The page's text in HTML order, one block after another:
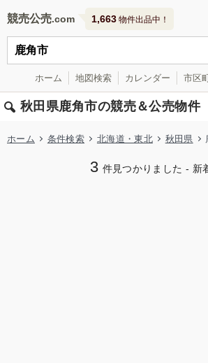
競売公売 1,663 物件出品中！
ホーム 地図検索 カレンダー 市区
秋田県鹿角市の競売＆公売物件
ホーム 条件検索 北海道・東北 秋田県
3 件見つかりました - 新